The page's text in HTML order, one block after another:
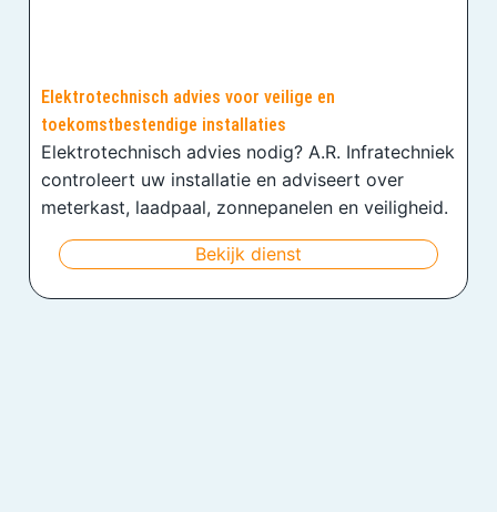
Elektrotechnisch advies voor veilige en
toekomstbestendige installaties
Elektrotechnisch advies nodig? A.R. Infratechniek
controleert uw installatie en adviseert over
meterkast, laadpaal, zonnepanelen en veiligheid.
Bekijk dienst